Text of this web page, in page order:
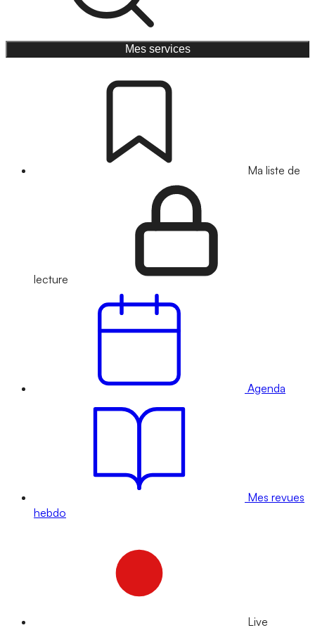
Mes services
Ma liste de
lecture
Agenda
Mes revues
hebdo
Live